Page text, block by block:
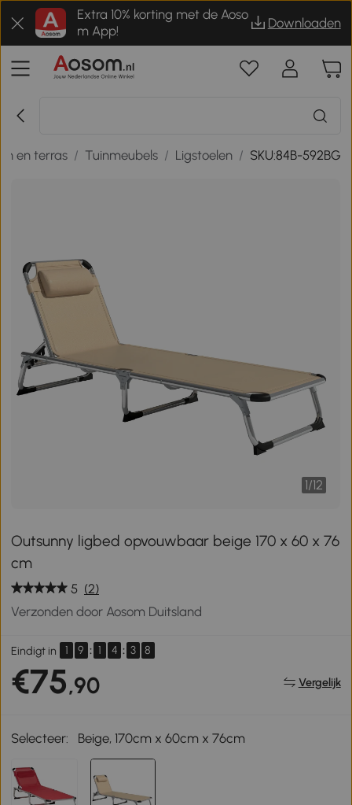
Extra 10% korting met de Aoso
m App!
Downloaden
en terras / Tuinmeubels / Ligstoelen / SKU:84B-592BG
1/12
Outsunny ligbed opvouwbaar beige 170 x 60 x 76
cm
5 (2)
Verzonden door Aosom Duitsland
Eindigt in 1 9 : 1 4 : 3 7
€75,90 Vergelijk
Selecteer: Beige, 170cm x 60cm x 76cm